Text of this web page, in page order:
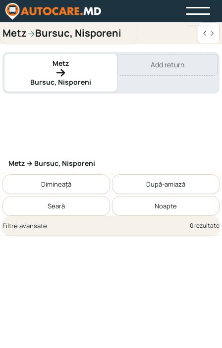
Metz→Bursuc, Nisporeni
Metz
Bursuc, Nisporeni
Add return
Metz → Bursuc, Nisporeni
Dimineață După-amiază
Seară Noapte
Filtre avansate 0 rezultate